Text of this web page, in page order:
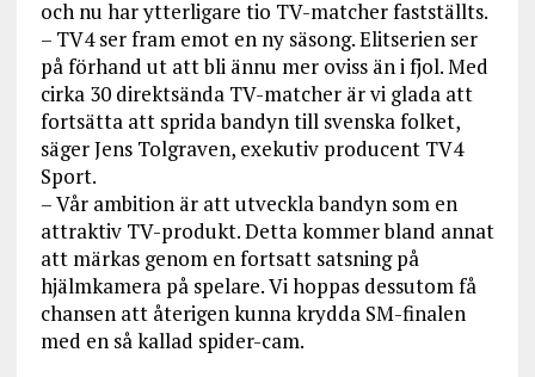
och nu har ytterligare tio TV-matcher fastställts.
– TV4 ser fram emot en ny säsong. Elitserien ser
på förhand ut att bli ännu mer oviss än i fjol. Med
cirka 30 direktsända TV-matcher är vi glada att
fortsätta att sprida bandyn till svenska folket,
säger Jens Tolgraven, exekutiv producent TV4
Sport.
– Vår ambition är att utveckla bandyn som en
attraktiv TV-produkt. Detta kommer bland annat
att märkas genom en fortsatt satsning på
hjälmkamera på spelare. Vi hoppas dessutom få
chansen att återigen kunna krydda SM-finalen
med en så kallad spider-cam.